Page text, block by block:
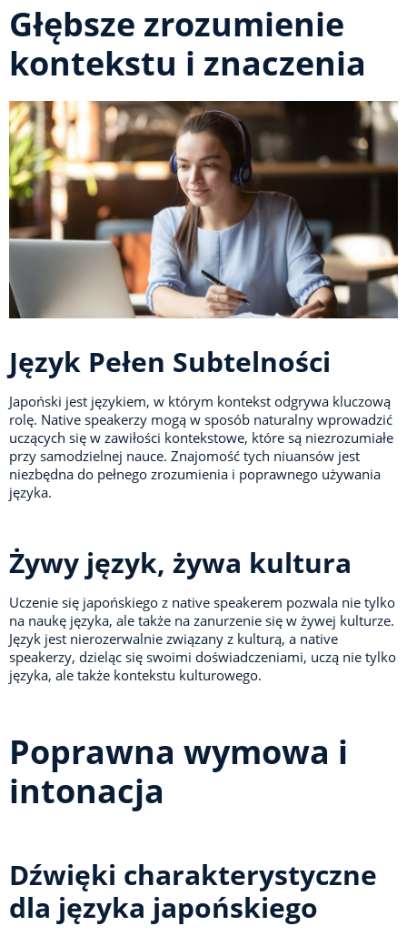
Głębsze zrozumienie
kontekstu i znaczenia
Język Pełen Subtelności
Japoński jest językiem, w którym kontekst odgrywa kluczową
rolę. Native speakerzy mogą w sposób naturalny wprowadzić
uczących się w zawiłości kontekstowe, które są niezrozumiałe
przy samodzielnej nauce. Znajomość tych niuansów jest
niezbędna do pełnego zrozumienia i poprawnego używania
języka.
Żywy język, żywa kultura
Uczenie się japońskiego z native speakerem pozwala nie tylko
na naukę języka, ale także na zanurzenie się w żywej kulturze.
Język jest nierozerwalnie związany z kulturą, a native
speakerzy, dzieląc się swoimi doświadczeniami, uczą nie tylko
języka, ale także kontekstu kulturowego.
Poprawna wymowa i
intonacja
Dźwięki charakterystyczne
dla języka japońskiego